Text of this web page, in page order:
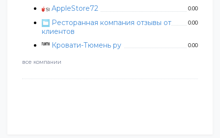
AppleStore72 0.00
Ресторанная компания отзывы от
клиентов
0.00
Кровати-Тюмень ру 0.00
все компании